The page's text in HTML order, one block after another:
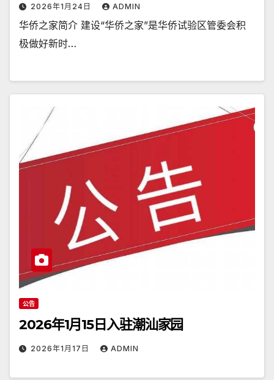
2026年1月24日 ADMIN
华侨之家简介 建设“华侨之家”是华侨试验区管委会积
极做好新时…
公告
2026年1月15日入驻潮汕家园
2026年1月17日 ADMIN